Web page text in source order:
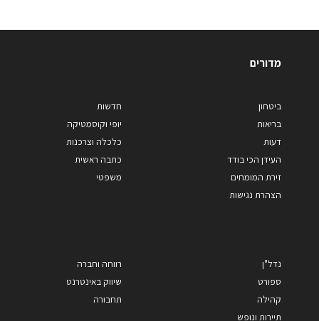
מדורים
ביטחון
בריאות
דעות
העידן הכי בודד
זירת המומחים
הצהרת נגישות
חדשות
יופי וקוסמטיקה
כלכלה וצרכנות
כתבה ראשית
משפטי
נדל"ן
ספורט
קהילה
תיירות ונופש
רווחה וחברה
שיווק באינטרנט
תחבורה